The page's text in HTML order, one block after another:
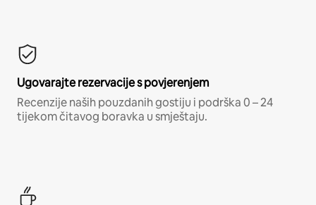
Ugovarajte rezervacije s povjerenjem
Recenzije naših pouzdanih gostiju i podrška 0 – 24
tijekom čitavog boravka u smještaju.